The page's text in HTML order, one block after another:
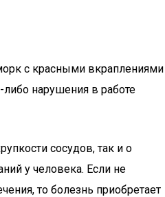
с красными вкраплениями
либо нарушения в работе
сосудов, так и о
у человека. Если не
то болезнь приобретает